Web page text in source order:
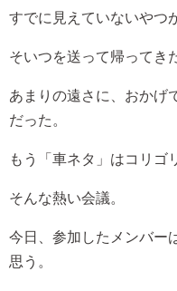
すでに見えていないやつ
そいつを送って帰ってき
あまりの遠さに、おかげ
だった。
もう「車ネタ」はコリゴ
そんな熱い会議。
今日、参加したメンバー
思う。